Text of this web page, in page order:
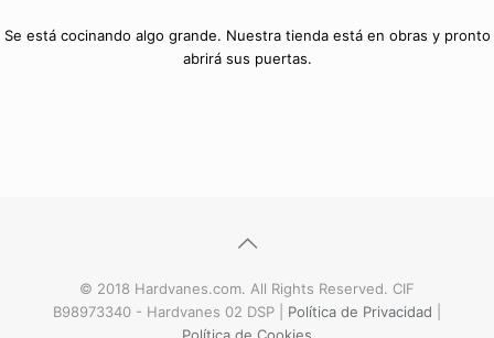
Se está cocinando algo grande. Nuestra tienda está en obras y pronto
abrirá sus puertas.
© 2018 Hardvanes.com. All Rights Reserved. CIF
B98973340 - Hardvanes 02 DSP | Política de Privacidad